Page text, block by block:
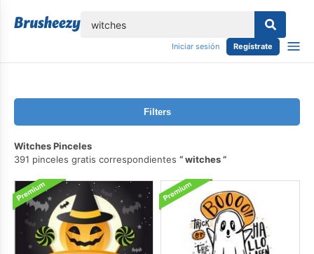
Iniciar sesión Regístrate
Filters
Witches Pinceles
391 pinceles gratis correspondientes
witches